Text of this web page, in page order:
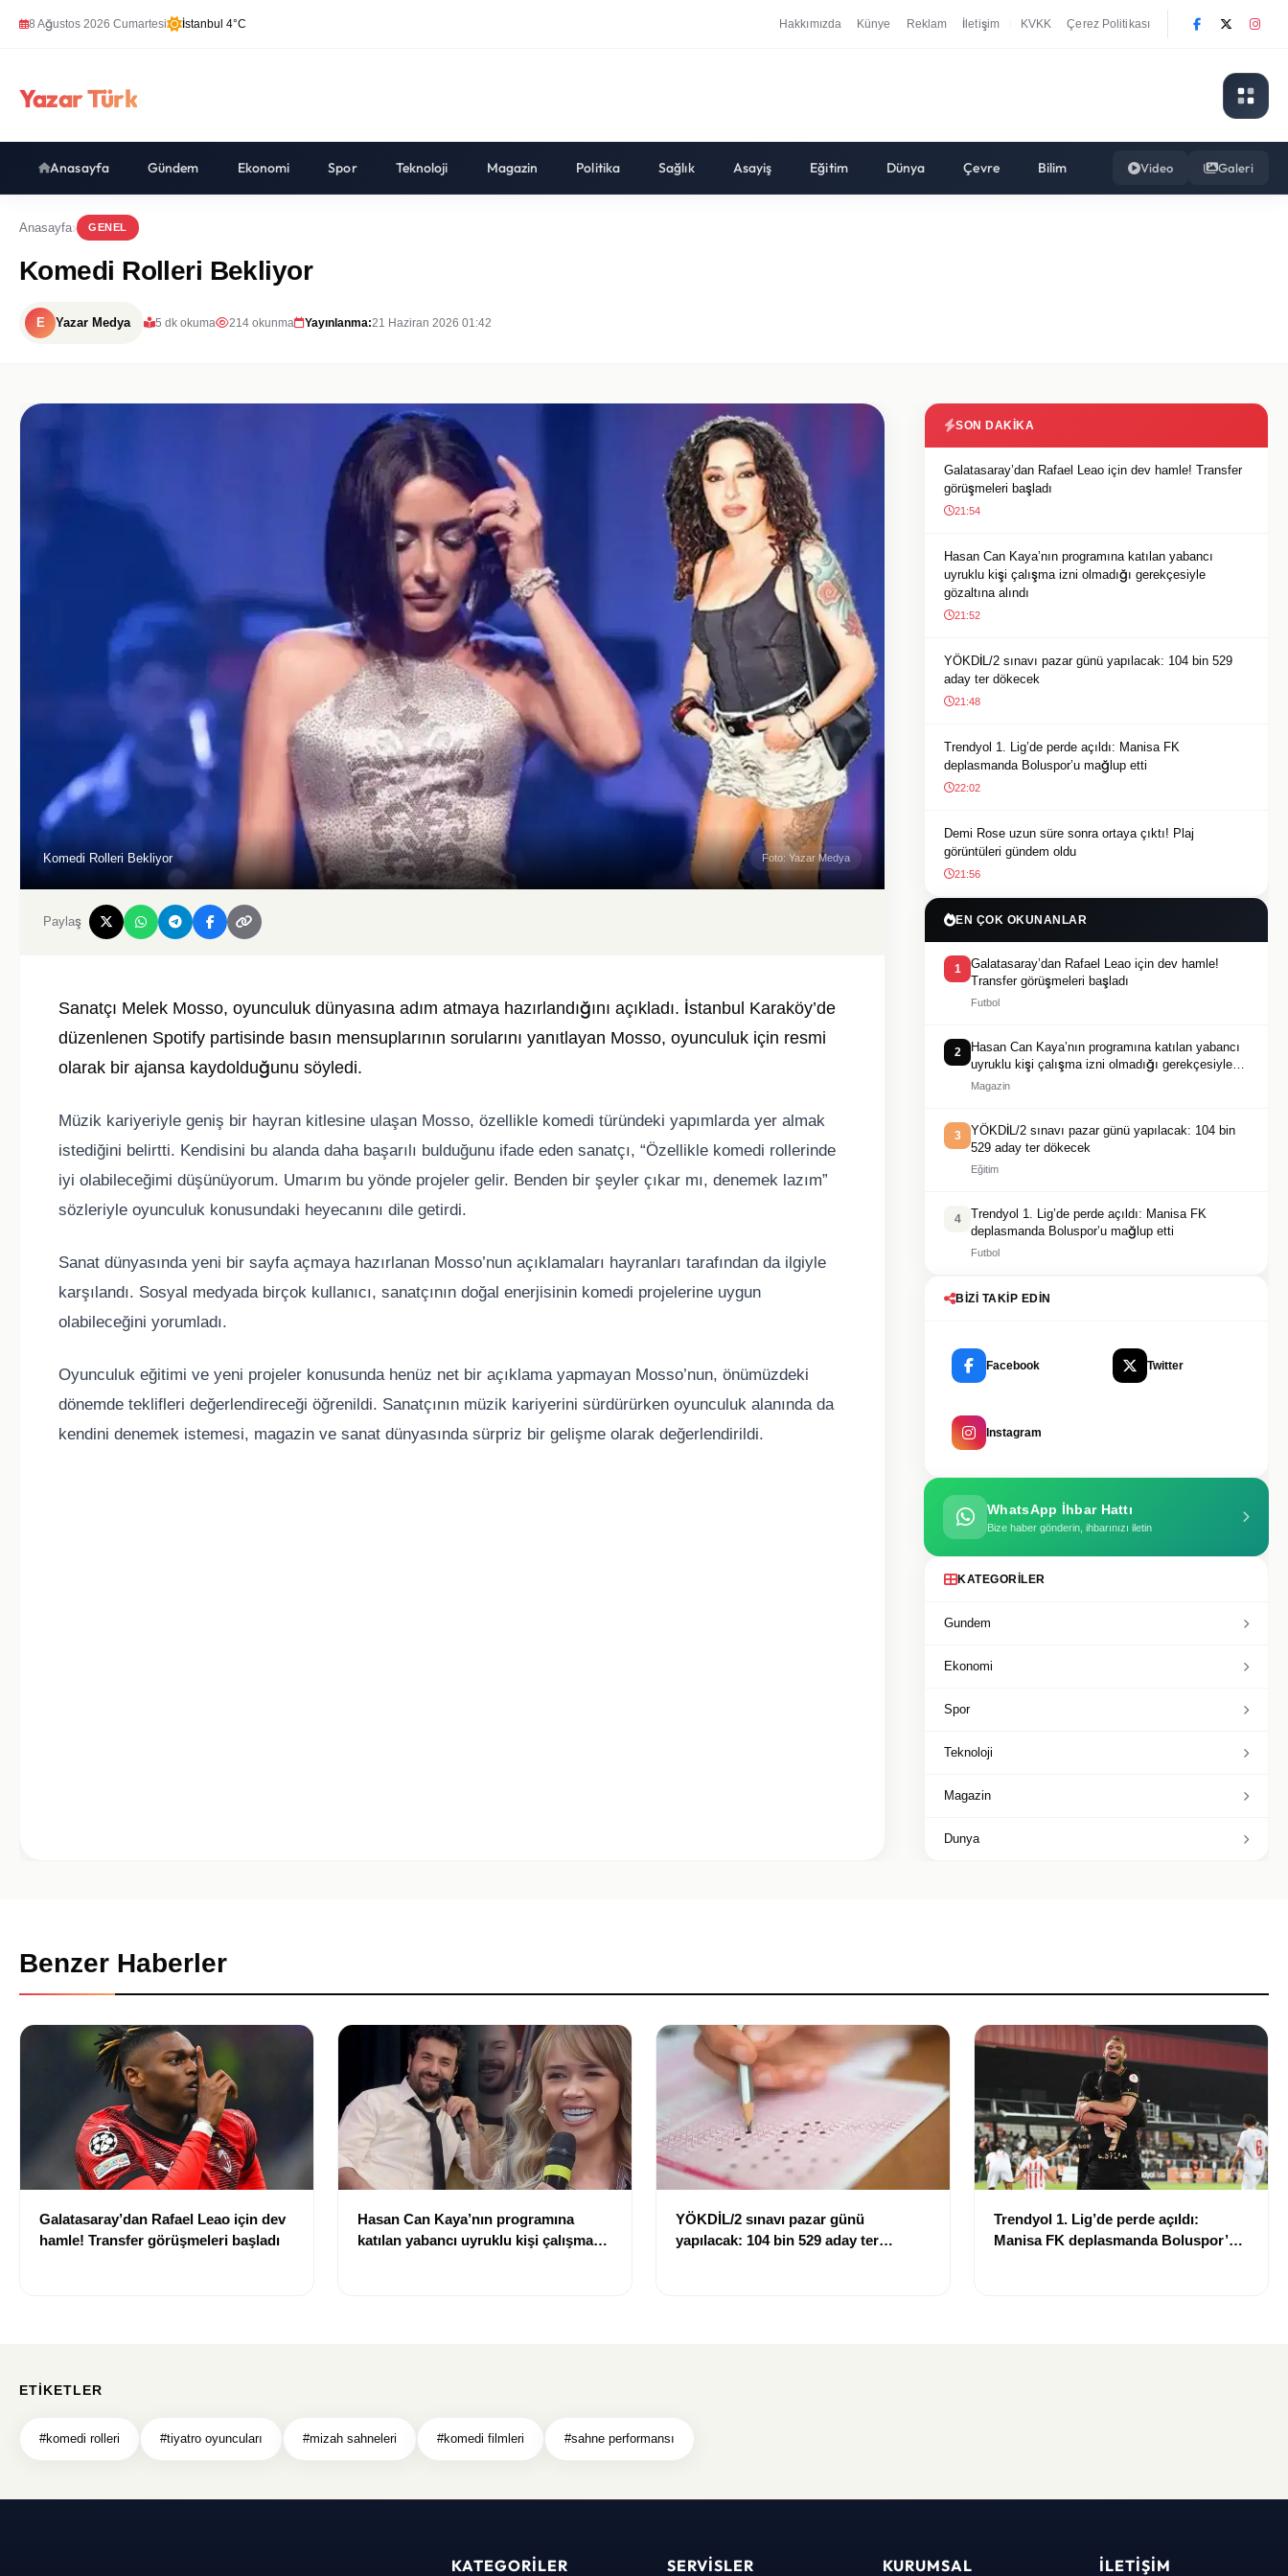
8 Ağustos 2026 Cumartesi İstanbul 4°C Hakkımızda Künye Reklam İletişim KVKK Çerez Politikası
Yazar Türk
Anasayfa Gündem Ekonomi Spor Teknoloji Magazin Politika Sağlık Asayiş Eğitim Dünya Çevre Bilim Video Galeri
Anasayfa GENEL
Komedi Rolleri Bekliyor
E Yazar Medya 5 dk okuma 214 okunma Yayınlanma:21 Haziran 2026 01:42
Komedi Rolleri Bekliyor Foto: Yazar Medya
Paylaş
Sanatçı Melek Mosso, oyunculuk dünyasına adım atmaya hazırlandığını açıkladı. İstanbul Karaköy’de
düzenlenen Spotify partisinde basın mensuplarının sorularını yanıtlayan Mosso, oyunculuk için resmi
olarak bir ajansa kaydolduğunu söyledi.
Müzik kariyeriyle geniş bir hayran kitlesine ulaşan Mosso, özellikle komedi türündeki yapımlarda yer almak
istediğini belirtti. Kendisini bu alanda daha başarılı bulduğunu ifade eden sanatçı, “Özellikle komedi rollerinde
iyi olabileceğimi düşünüyorum. Umarım bu yönde projeler gelir. Benden bir şeyler çıkar mı, denemek lazım”
sözleriyle oyunculuk konusundaki heyecanını dile getirdi.
Sanat dünyasında yeni bir sayfa açmaya hazırlanan Mosso’nun açıklamaları hayranları tarafından da ilgiyle
karşılandı. Sosyal medyada birçok kullanıcı, sanatçının doğal enerjisinin komedi projelerine uygun
olabileceğini yorumladı.
Oyunculuk eğitimi ve yeni projeler konusunda henüz net bir açıklama yapmayan Mosso’nun, önümüzdeki
dönemde teklifleri değerlendireceği öğrenildi. Sanatçının müzik kariyerini sürdürürken oyunculuk alanında da
kendini denemek istemesi, magazin ve sanat dünyasında sürpriz bir gelişme olarak değerlendirildi.
SON DAKIKA
Galatasaray’dan Rafael Leao için dev hamle! Transfer
görüşmeleri başladı
21:54
Hasan Can Kaya’nın programına katılan yabancı
uyruklu kişi çalışma izni olmadığı gerekçesiyle
gözaltına alındı
21:52
YÖKDİL/2 sınavı pazar günü yapılacak: 104 bin 529
aday ter dökecek
21:48
Trendyol 1. Lig’de perde açıldı: Manisa FK
deplasmanda Boluspor’u mağlup etti
22:02
Demi Rose uzun süre sonra ortaya çıktı! Plaj
görüntüleri gündem oldu
21:56
EN ÇOK OKUNANLAR
1
Galatasaray’dan Rafael Leao için dev hamle!
Transfer görüşmeleri başladı
Futbol
2
Hasan Can Kaya’nın programına katılan yabancı
uyruklu kişi çalışma izni olmadığı gerekçesiyle
gözaltına alındı
Magazin
3
YÖKDİL/2 sınavı pazar günü yapılacak: 104 bin
529 aday ter dökecek
Eğitim
4
Trendyol 1. Lig’de perde açıldı: Manisa FK
deplasmanda Boluspor’u mağlup etti
Futbol
BIZI TAKIP EDIN
Facebook Twitter
Instagram
WhatsApp İhbar Hattı
Bize haber gönderin, ihbarınızı iletin
KATEGORILER
Gundem
Ekonomi
Spor
Teknoloji
Magazin
Dunya
Benzer Haberler
Galatasaray’dan Rafael Leao için dev
hamle! Transfer görüşmeleri başladı
Hasan Can Kaya’nın programına
katılan yabancı uyruklu kişi çalışma
YÖKDİL/2 sınavı pazar günü
yapılacak: 104 bin 529 aday ter
Trendyol 1. Lig’de perde açıldı:
Manisa FK deplasmanda Boluspor’u
ETIKETLER
#komedi rolleri #tiyatro oyuncuları #mizah sahneleri #komedi filmleri #sahne performansı
KATEGORILER SERVISLER KURUMSAL İLETIŞIM